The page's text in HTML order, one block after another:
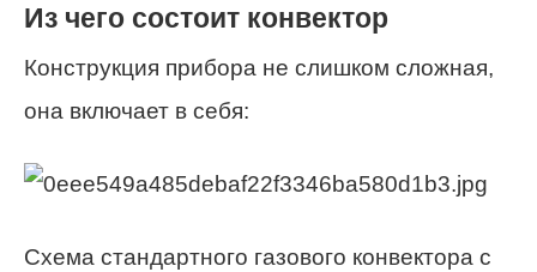
Из чего состоит конвектор
Конструкция прибора не слишком сложная,
она включает в себя:
Схема стандартного газового конвектора с